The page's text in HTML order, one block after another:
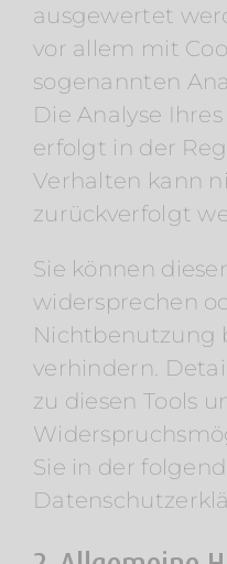
ausgewertet
vor allem mit
sogenannten
Die Analyse
erfolgt in der
Verhalten kann
zurückverfolgt
Sie können
widersprechen
Nichtbenutzung
verhindern.
zu diesen Tools
Sie in der